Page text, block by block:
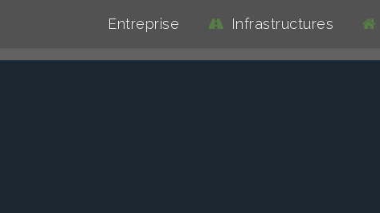
Entreprise Infrastructures